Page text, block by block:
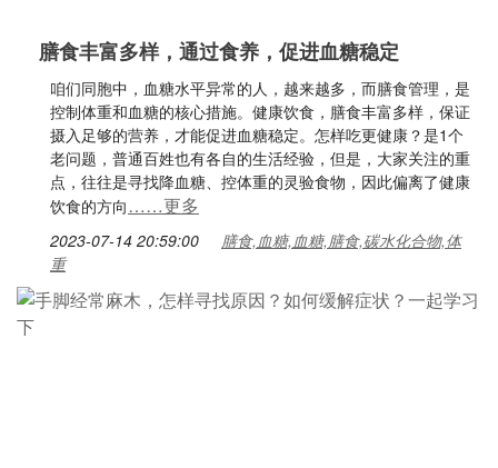
膳食丰富多样，通过食养，促进血糖稳定
咱们同胞中，血糖水平异常的人，越来越多，而膳食管理，是
控制体重和血糖的核心措施。健康饮食，膳食丰富多样，保证
摄入足够的营养，才能促进血糖稳定。怎样吃更健康？是1个
老问题，普通百姓也有各自的生活经验，但是，大家关注的重
点，往往是寻找降血糖、控体重的灵验食物，因此偏离了健康
饮食的方向……更多
2023-07-14 20:59:00
膳食,血糖,血糖,膳食,碳水化合物,体
重